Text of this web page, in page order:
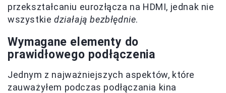
przekształcaniu eurozłącza na HDMI, jednak nie
wszystkie działają bezbłędnie.
Wymagane elementy do
prawidłowego podłączenia
Jednym z najważniejszych aspektów, które
zauważyłem podczas podłączania kina